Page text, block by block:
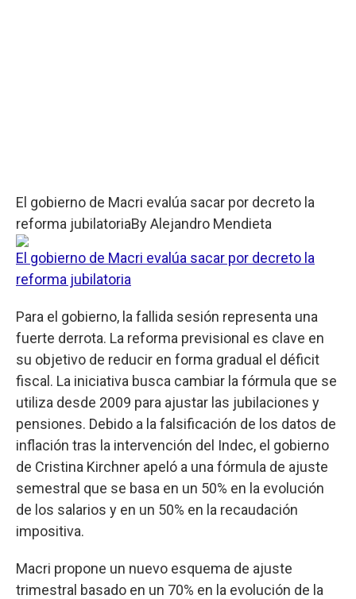
El gobierno de Macri evalúa sacar por decreto la
reforma jubilatoriaByAlejandro Mendieta
El gobierno de Macri evalúa sacar por decreto la
reforma jubilatoria
Para el gobierno, la fallida sesión representa una
fuerte derrota. La reforma previsional es clave en
su objetivo de reducir en forma gradual el déficit
fiscal. La iniciativa busca cambiar la fórmula que se
utiliza desde 2009 para ajustar las jubilaciones y
pensiones. Debido a la falsificación de los datos de
inflación tras la intervención del Indec, el gobierno
de Cristina Kirchner apeló a una fórmula de ajuste
semestral que se basa en un 50% en la evolución
de los salarios y en un 50% en la recaudación
impositiva.
Macri propone un nuevo esquema de ajuste
trimestral basado en un 70% en la evolución de la